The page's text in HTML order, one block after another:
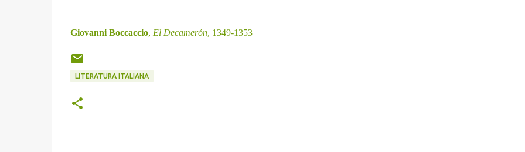
Giovanni Boccaccio, El Decamerón, 1349-1353
LITERATURA ITALIANA